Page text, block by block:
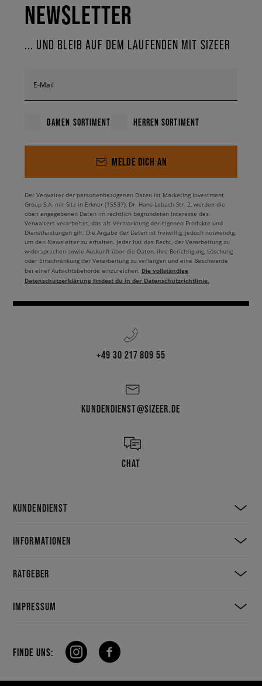
NEWSLETTER
... UND BLEIB AUF DEM LAUFENDEN MIT SIZEER
E-Mail
DAMEN SORTIMENT HERREN SORTIMENT
MELDE DICH AN
Der Verwalter der personenbezogenen Daten ist Marketing Investment
Group S.A. mit Sitz in Erkner (15537), Dr. Hans-Lebach-Str. 2, werden die
oben angegebenen Daten im rechtlich begründeten Interesse des
Verwalters verarbeitet, das als Vermarktung der eigenen Produkte und
Dienstleistungen gilt. Die Angabe der Daten ist freiwillig, jedoch notwendig,
um den Newsletter zu erhalten. Jeder hat das Recht, der Verarbeitung zu
widersprechen sowie Auskunft über die Daten, ihre Berichtigung, Löschung
oder Einschränkung der Verarbeitung zu verlangen und eine Beschwerde
bei einer Aufsichtsbehörde einzureichen. Die vollständige
Datenschutzerklärung findest du in der Datenschutzrichtlinie.
+49 30 217 809 55
KUNDENDIENST@SIZEER.DE
CHAT
KUNDENDIENST
INFORMATIONEN
RATGEBER
IMPRESSUM
FINDE UNS: